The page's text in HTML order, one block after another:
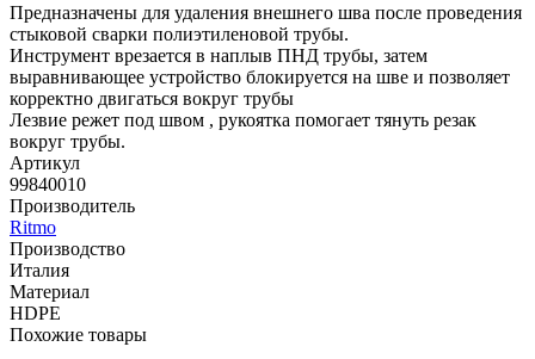
Предназначены для удаления внешнего шва после проведения
стыковой сварки полиэтиленовой трубы.
Инструмент врезается в наплыв ПНД трубы, затем
выравнивающее устройство блокируется на шве и позволяет
корректно двигаться вокруг трубы
Лезвие режет под швом , рукоятка помогает тянуть резак
вокруг трубы.
Артикул
99840010
Производитель
Ritmo
Производство
Италия
Материал
HDPE
Похожие товары